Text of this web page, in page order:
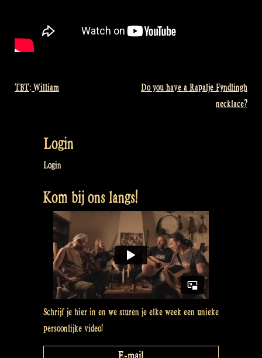
Bericht
TBT: William
Do you have a Rapalje Fyndlingh
necklace?
Login
Login
Kom bij ons langs!
Schrijf je hier in en we sturen je elke week een unieke
persoonlijke video!